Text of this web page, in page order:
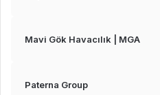
Mavi Gök Havacılık | MGA
Paterna Group